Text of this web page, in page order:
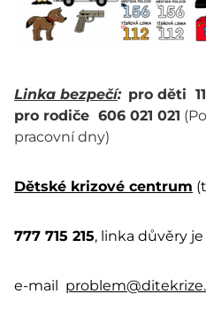
Linka bezpečí: pro děti
pro rodiče 606 021 021
pracovní dny)
Dětské krizové centrum
777 715 215, linka důvěry
e-mail